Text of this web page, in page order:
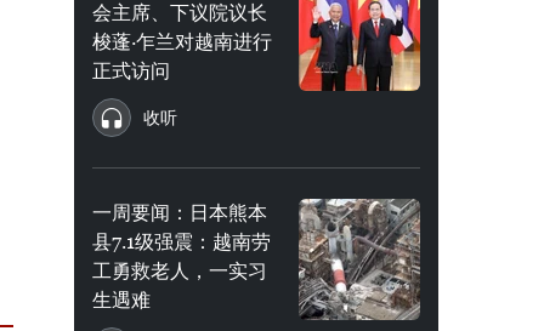
会主席、下议院议长
梭蓬·乍兰对越南进行
正式访问
收听
一周要闻：日本熊本
县7.1级强震：越南劳
工勇救老人，一实习
生遇难